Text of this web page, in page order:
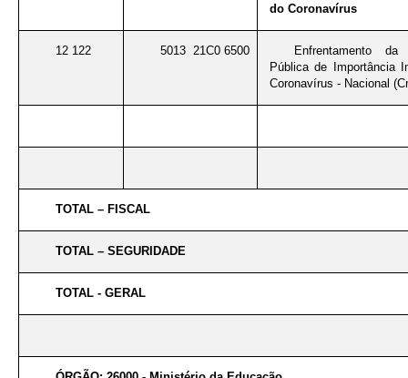
do Coronavírus
12 122 5013 21C0 6500
Enfrentamento
Pública de Importância
Coronavírus - Nacional
TOTAL – FISCAL
TOTAL – SEGURIDADE
TOTAL - GERAL